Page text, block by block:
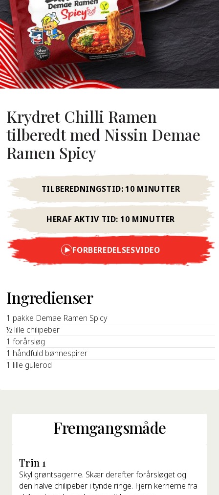
Om Os
Grundlægger
Historie
Værdier
Ofte
Stillede
Krydret Chilli Ramen
tilberedt med Nissin Demae
Ramen Spicy
TILBEREDNINGSTID: 10 MINUTTER
HERAF AKTIV TID: 10 MINUTTER
FORBEREDELSESVIDEO
Ingredienser
1 pakke Demae Ramen Spicy
½ lille chilipeber
1 forårsløg
1 håndfuld bønnespirer
1 lille gulerod
Fremgangsmåde
Trin 1
Skyl grøntsagerne. Skær derefter forårsløget og
den halve chilipeber i tynde ringe. Fjern kernerne fra